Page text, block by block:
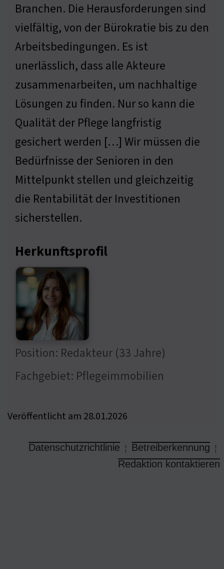
Branchen. Die Herausforderungen sind
vielfältig, von der Bürokratie bis zu den
Arbeitsbedingungen. Es ist
unerlässlich, dass alle Akteure
zusammenarbeiten, um nachhaltige
Lösungen zu finden. Nur so kann die
Qualität der Pflege langfristig
gesichert werden […] Wir müssen die
Bedürfnisse der Senioren in den
Mittelpunkt stellen und gleichzeitig
die Rentabilität der Investitionen
sicherstellen.
Herkunftsprofil
Position: Redakteur (33 Jahre)
Fachgebiet: Pflegeimmobilien
Veröffentlicht am 28.01.2026
Datenschutzrichtlinie ¦ Betreiberkennung ¦
Redaktion kontaktieren